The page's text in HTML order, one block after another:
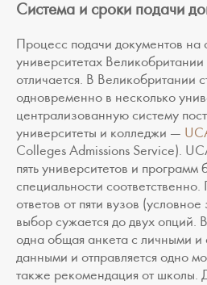
Система и сроки подачи
Процесс подачи документов на
университетах
отличается. В Великобритании
одновременно в несколько
централизованную систему
университеты и колледжи —
Colleges Admissions Service).
пять университетов и программ
специальности
ответов от пяти вузов
выбор сужается до двух опций.
одна общая анкета с личными и
данными и отправляется одно
также рекомендация от школы.